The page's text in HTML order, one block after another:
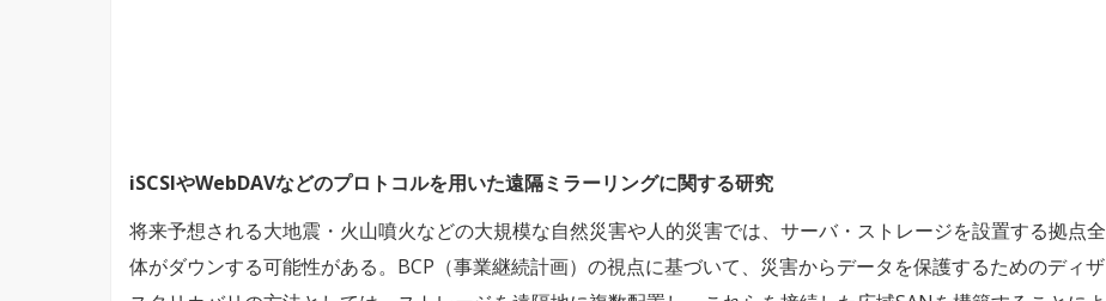
iSCSIやWebDAVなどのプロトコルを用いた遠隔ミラーリングに関する研究
将来予想される大地震・火山噴火などの大規模な自然災害や人的災害では、サーバ・ストレージを設置する拠点全
体がダウンする可能性がある。BCP（事業継続計画）の視点に基づいて、災害からデータを保護するためのディザ